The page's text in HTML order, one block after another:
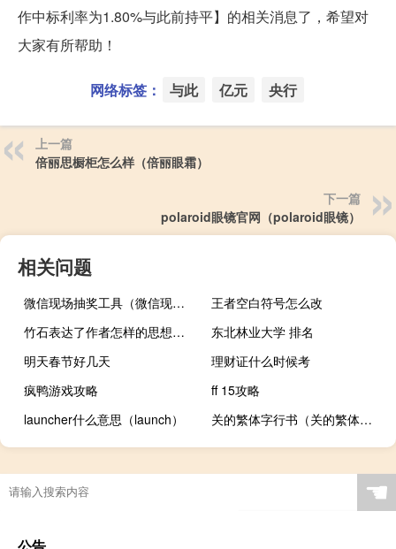
作中标利率为1.80%与此前持平】的相关消息了，希望对
大家有所帮助！
网络标签： 与此 亿元 央行
上一篇
倍丽思橱柜怎么样（倍丽眼霜）
下一篇
polaroid眼镜官网（polaroid眼镜）
相关问题
微信现场抽奖工具（微信现场抽奖）
王者空白符号怎么改
竹石表达了作者怎样的思想感情
东北林业大学 排名
明天春节好几天
理财证什么时候考
疯鸭游戏攻略
ff 15攻略
launcher什么意思（launch）
关的繁体字行书（关的繁体字）
☚